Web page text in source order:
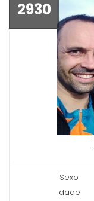
2930
Sexo
Idade